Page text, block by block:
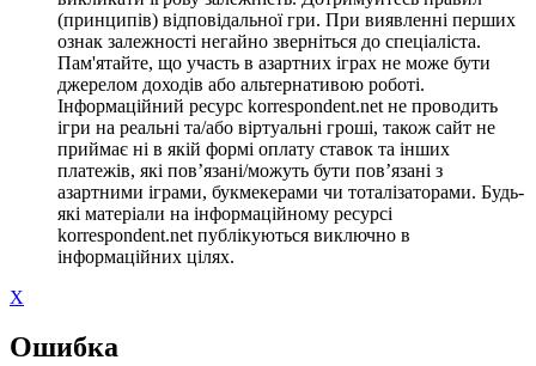
(принципів) відповідальної гри. При виявленні перших
ознак залежності негайно зверніться до спеціаліста.
Пам'ятайте, що участь в азартних іграх не може бути
джерелом доходів або альтернативою роботі.
Інформаційний ресурс korrespondent.net не проводить
ігри на реальні та/або віртуальні гроші, також сайт не
приймає ні в якій формі оплату ставок та інших
платежів, які пов’язані/можуть бути пов’язані з
азартними іграми, букмекерами чи тоталізаторами. Будь-
які матеріали на інформаційному ресурсі
korrespondent.net публікуються виключно в
інформаційних цілях.
X
Ошибка